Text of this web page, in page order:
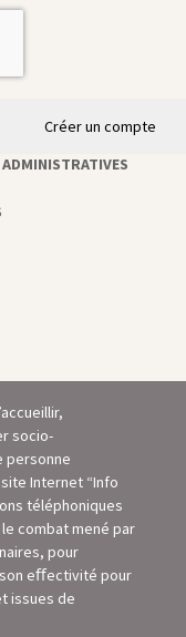
Créer un compte
socio-
personne
Internet “Info
téléphoniques
combat mené par
pour
eﬀectivité pour
issues de